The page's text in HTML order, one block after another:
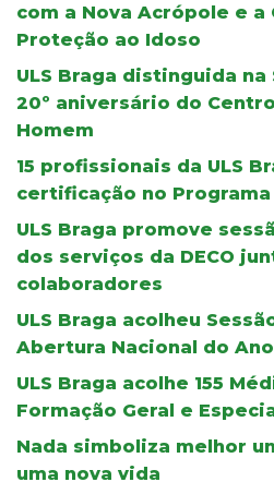
com a Nova Acrópole e a
Proteção ao Idoso
ULS Braga distinguida na
20º aniversário do
Homem
15 profissionais da ULS
certificação no Programa
ULS Braga promove
dos serviços da DECO
colaboradores
ULS Braga acolheu
Abertura Nacional do
ULS Braga acolhe 155
Formação Geral e
Nada simboliza melhor
uma nova vida